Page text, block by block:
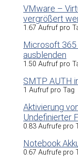
VMware –
vergrößert
1.67 Aufruf pro
Microsoft 365
ausblenden
1.50 Aufruf pro
SMTP AUTH
1 Aufruf pro Tag
Aktivierung
Undefinierter
0.83 Aufrufe pro
Notebook
0.67 Aufrufe pro